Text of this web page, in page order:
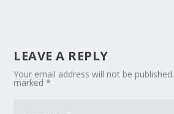
LEAVE A REPLY
Your email address will not be published.
marked*